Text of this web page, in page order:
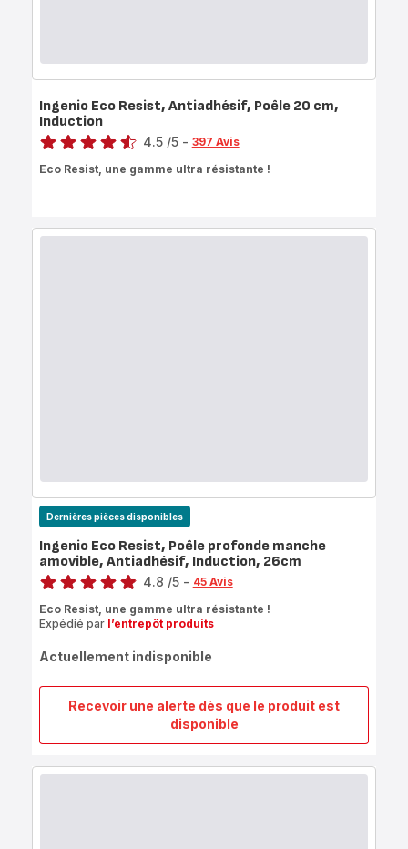
Ingenio Eco Resist, Antiadhésif, Poêle 20 cm,
Induction
Note
4.5 /5 - 397 Avis
Eco Resist, une gamme ultra résistante !
Recevoir une alerte dès que le produit est
disponible
Ingenio
Eco
Poêle
Dernières pièces disponibles
Ingenio Eco Resist, Poêle profonde manche
amovible, Antiadhésif, Induction, 26cm
Note
4.8 /5 - 45 Avis
Eco Resist, une gamme ultra résistante !
Expédié par l’entrepôt produits
Actuellement indisponible